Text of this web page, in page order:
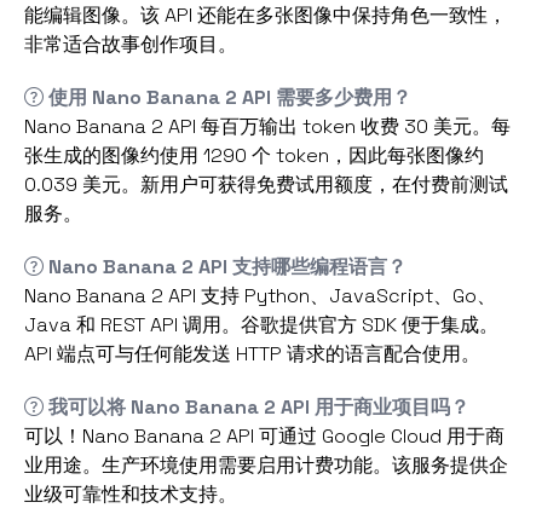
能编辑图像。该 API 还能在多张图像中保持角色一致性，
非常适合故事创作项目。
使用 Nano Banana 2 API 需要多少费用？
Nano Banana 2 API 每百万输出 token 收费 30 美元。每
张生成的图像约使用 1290 个 token，因此每张图像约
0.039 美元。新用户可获得免费试用额度，在付费前测试
服务。
Nano Banana 2 API 支持哪些编程语言？
Nano Banana 2 API 支持 Python、JavaScript、Go、
Java 和 REST API 调用。谷歌提供官方 SDK 便于集成。
API 端点可与任何能发送 HTTP 请求的语言配合使用。
我可以将 Nano Banana 2 API 用于商业项目吗？
可以！Nano Banana 2 API 可通过 Google Cloud 用于商
业用途。生产环境使用需要启用计费功能。该服务提供企
业级可靠性和技术支持。